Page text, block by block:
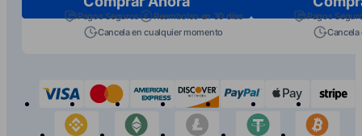
Pagos Seguros
Reembolso en 30 días
Cancela en cualquier momento
Pagos
visa mastercardamerican-express
discover paypal apple-
binance
etherium litecoin tether